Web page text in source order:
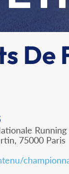
De
75000 Paris